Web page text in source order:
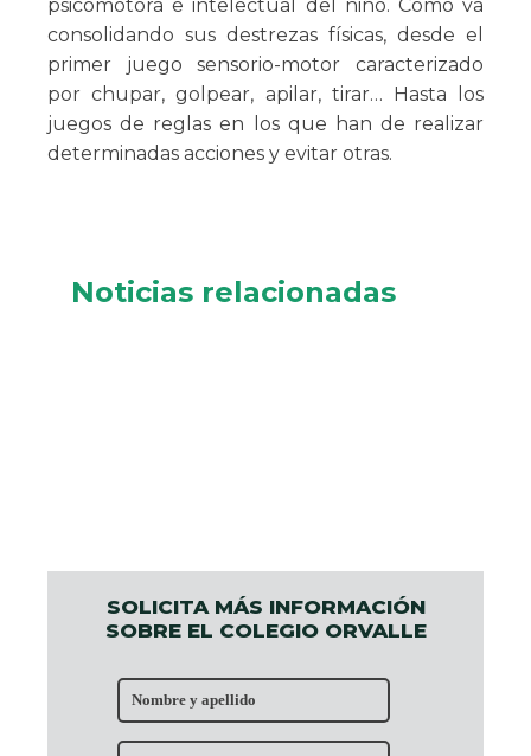
SOLICITA MÁS INFORMACIÓN
SOBRE EL COLEGIO ORVALLE
psicomotora e intelectual del niño. Cómo va
consolidando sus destrezas físicas, desde el
primer juego sensorio-motor caracterizado
por chupar, golpear, apilar, tirar… Hasta los
juegos de reglas en los que han de realizar
determinadas acciones y evitar otras.
Noticias relacionadas